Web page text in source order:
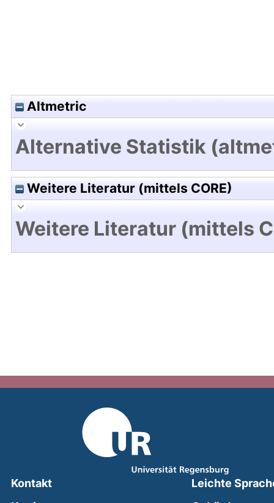
Altmetric
Alternative Statistik
Weitere Literatur (mittels CORE)
Weitere Literatur (mittels
Kontakt
Leichte